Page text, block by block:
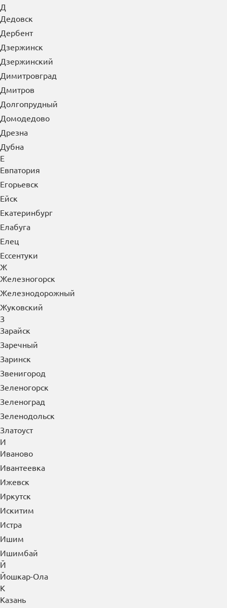
Д
Дедовск
Дербент
Дзержинск
Дзержинский
Димитровград
Дмитров
Долгопрудный
Домодедово
Дрезна
Дубна
Е
Евпатория
Егорьевск
Ейск
Екатеринбург
Елабуга
Елец
Ессентуки
Ж
Железногорск
Железнодорожный
Жуковский
З
Зарайск
Заречный
Заринск
Звенигород
Зеленогорск
Зеленоград
Зеленодольск
Златоуст
И
Иваново
Ивантеевка
Ижевск
Иркутск
Искитим
Истра
Ишим
Ишимбай
Й
Йошкар-Ола
К
Казань